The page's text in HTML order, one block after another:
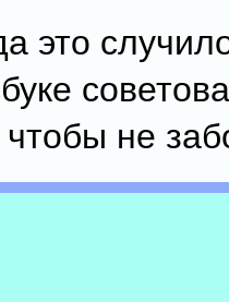
это
чтобы не